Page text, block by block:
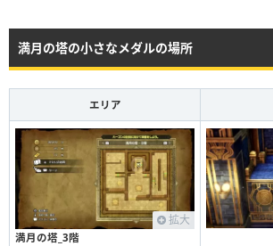
満月の塔の小さなメダルの場所
エリア
拡大
満月の塔_3階